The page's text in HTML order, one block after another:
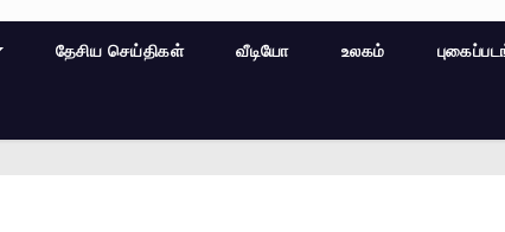
தேசிய செய்திகள் வீடியோ உலகம்